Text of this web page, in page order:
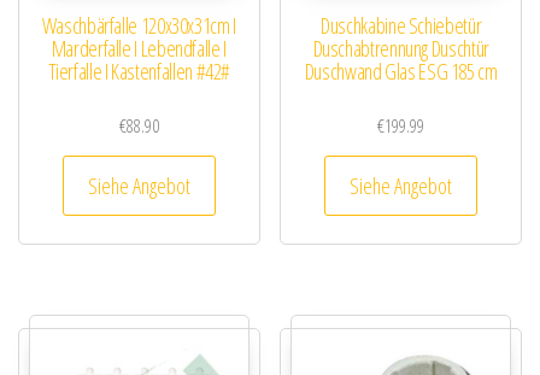
Waschbärfalle 120x30x31cm I
Marderfalle I Lebendfalle I
Tierfalle I Kastenfallen #42#
€88.90
Siehe Angebot
Duschkabine Schiebetür
Duschabtrennung Duschtür
Duschwand Glas ESG 185 cm
€199.99
Siehe Angebot